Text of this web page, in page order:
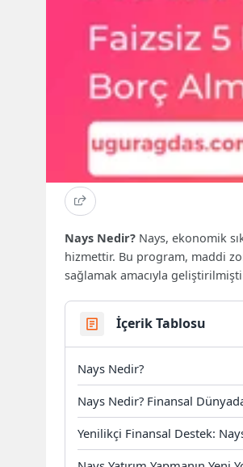
Nays Nedir? Nays, ekonomik
hizmettir. Bu program, maddi
sağlamak amacıyla
İçerik Tablosu
Nays Nedir?
Nays Nedir? Finansal
Yenilikçi Finansal Destek: